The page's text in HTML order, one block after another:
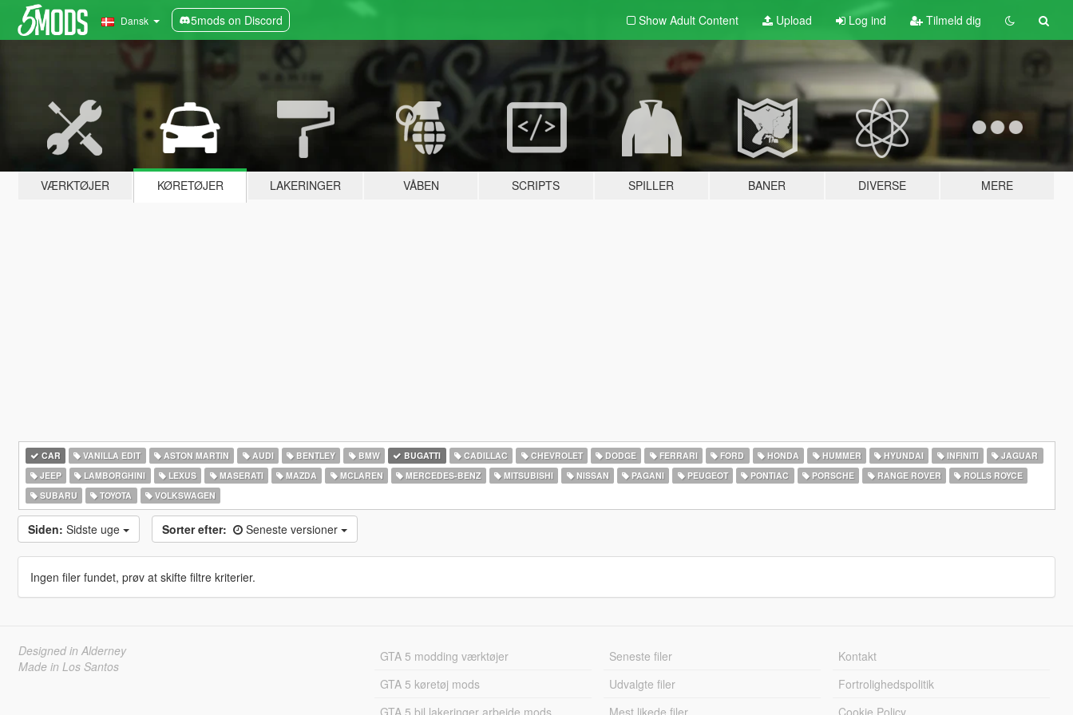
Dansk 5mods on Discord Show Adult Content Upload Log ind Tilmeld dig
VÆRKTØJER KØRETØJER LAKERINGER VÅBEN SCRIPTS SPILLER BANER DIVERSE MERE
CAR VANILLA EDIT ASTON MARTIN AUDI BENTLEY BMW BUGATTI CADILLAC CHEVROLET DODGE FERRARI FORD HONDA HUMMER HYUNDAI INFINITI
JAGUAR
JEEP
LAMBORGHINI LEXUS MASERATI MAZDA MCLAREN MERCEDES-BENZ MITSUBISHI NISSAN PAGANI PEUGEOT PONTIAC PORSCHE RANGE ROVER
ROLLS ROYCE
SUBARU
TOYOTA VOLKSWAGEN
Siden: Sidste uge Sorter efter: Seneste versioner
Ingen filer fundet, prøv at skifte filtre kriterier.
Designed in Alderney
Made in Los Santos
GTA 5 modding værktøjer
GTA 5 køretøj mods
GTA 5 bil lakeringer arbejde mods
Seneste filer
Udvalgte filer
Mest likede filer
Kontakt
Fortrolighedspolitik
Cookie Policy